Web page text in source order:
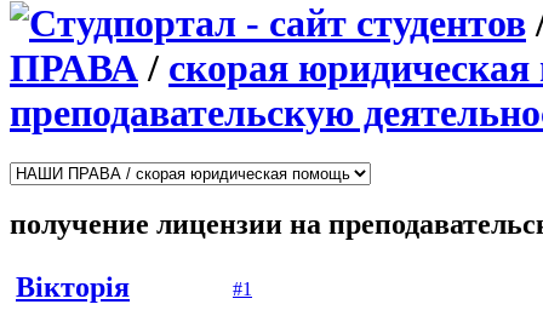
ПРАВА/ скорая
преподавательскую
получение лицензии на
Вікторія
#1